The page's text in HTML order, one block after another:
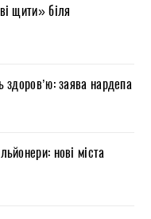
щити» біля
здоров’ю: заява нардепа
нові міста